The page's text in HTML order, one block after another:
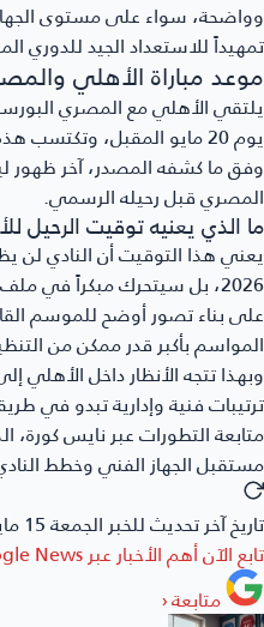
وواضحة، سواء على مستوى
تمهيداً للاستعداد الجيد للدوري
موعد مباراة الأهلي
يلتقي الأهلي مع المصري
يوم 20 مايو المقبل،
وفق ما كشفه المصدر، آخر ظهور
المصري قبل رحيله الرسمي.
ما الذي يعنيه توقيت الرحيل
يعني هذا التوقيت أن النادي لن
2026، بل سيتحرك مبكراً في
على بناء تصور أوضح للموسم
المواسم بأكبر قدر ممكن من
وبهذا تتجه الأنظار داخل
ترتيبات فنية وإدارية تبدو في
متابعة التطورات عبر نايس
مستقبل الجهاز الفني وخطط
تاريخ آخر تحديث للخبرالجمعة 15 مايو 2026 - 6:15 صباحًا
تابع الآن أهم الأخبار عبرNews
متابعة‹